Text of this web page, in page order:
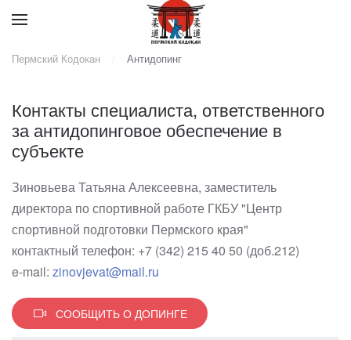
Пермский Кодокан Антидопинг
Контакты специалиста, ответственного
за антидопинговое обеспечение в
субъекте
Зиновьева Татьяна Алексеевна, заместитель
директора по спортивной работе ГКБУ "Центр
спортивной подготовки Пермского края"
контактный телефон: +7 (342) 215 40 50 (доб.212)
e-mail: zinovjevat@mail.ru
СООБЩИТЬ О ДОПИНГЕ